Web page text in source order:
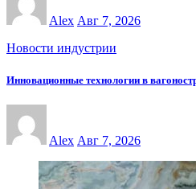
Alex Авг 7, 2026
Новости индустрии
Инновационные технологии в
Alex Авг 7, 2026